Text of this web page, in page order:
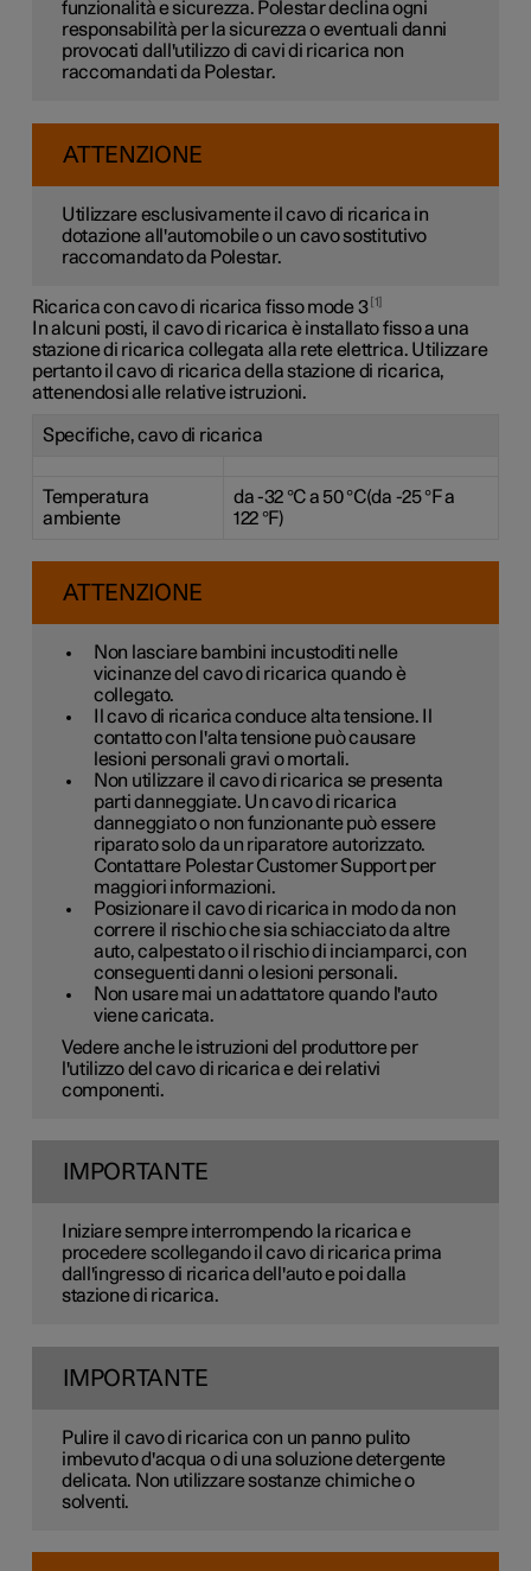
funzionalità e sicurezza. Polestar declina ogni
responsabilità per la sicurezza o eventuali danni
provocati dall'utilizzo di cavi di ricarica non
raccomandati da Polestar.
ATTENZIONE
Utilizzare esclusivamente il cavo di ricarica in
dotazione all'automobile o un cavo sostitutivo
raccomandato da Polestar.
Ricarica con cavo di ricarica fisso mode 3 1
In alcuni posti, il cavo di ricarica è installato fisso a una
stazione di ricarica collegata alla rete elettrica. Utilizzare
pertanto il cavo di ricarica della stazione di ricarica,
attenendosi alle relative istruzioni.
Specifiche, cavo di ricarica
Temperatura
ambiente
da -32 °Ca 50 °C(da -25 °Fa
122 °F)
ATTENZIONE
Non lasciare bambini incustoditi nelle
vicinanze del cavo di ricarica quando è
collegato.
Il cavo di ricarica conduce alta tensione. Il
contatto con l'alta tensione può causare
lesioni personali gravi o mortali.
Non utilizzare il cavo di ricarica se presenta
parti danneggiate. Un cavo di ricarica
danneggiato o non funzionante può essere
riparato solo da un riparatore autorizzato.
Contattare Polestar Customer Support per
maggiori informazioni.
Posizionare il cavo di ricarica in modo da non
correre il rischio che sia schiacciato da altre
auto, calpestato o il rischio di inciamparci, con
conseguenti danni o lesioni personali.
Non usare mai un adattatore quando l'auto
viene caricata.
Vedere anche le istruzioni del produttore per
l'utilizzo del cavo di ricarica e dei relativi
componenti.
IMPORTANTE
Iniziare sempre interrompendo la ricarica e
procedere scollegando il cavo di ricarica prima
dall'ingresso di ricarica dell'auto e poi dalla
stazione di ricarica.
IMPORTANTE
Pulire il cavo di ricarica con un panno pulito
imbevuto d'acqua o di una soluzione detergente
delicata. Non utilizzare sostanze chimiche o
solventi.